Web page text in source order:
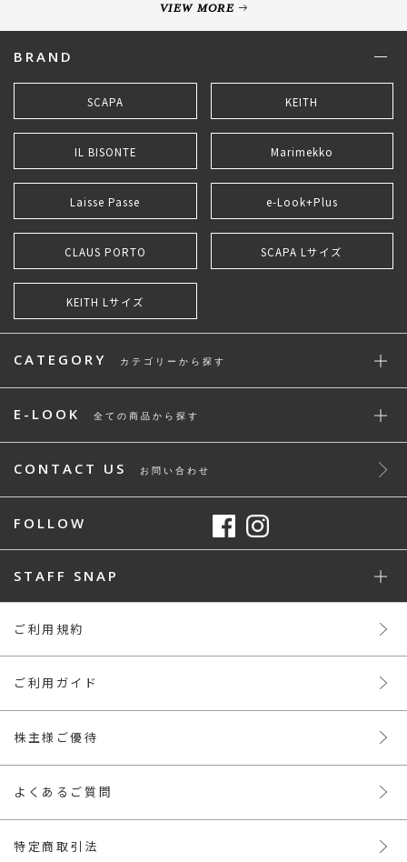
VIEW MORE
BRAND
SCAPA KEITH
IL BISONTE Marimekko
Laisse Passe e-Look+Plus
CLAUS PORTO SCAPA Lサイズ
KEITH Lサイズ
CATEGORY カテゴリーから探す
E-LOOK 全ての商品から探す
CONTACT US お問い合わせ
FOLLOW
STAFF SNAP
ご利用規約
ご利用ガイド
株主様ご優待
よくあるご質問
特定商取引法